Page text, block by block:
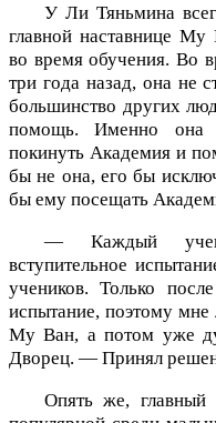
У Ли Тяньмина
главной наставнице
во время обучения. Во
три года назад, она не
большинство других
помощь. Именно она
покинуть Академия и
бы не она, его бы
бы ему посещать
— Каждый
вступительное
учеников. Только
испытание, поэтому мне
Му Ван, а потом уже
Дворец. — Принял
Опять же,